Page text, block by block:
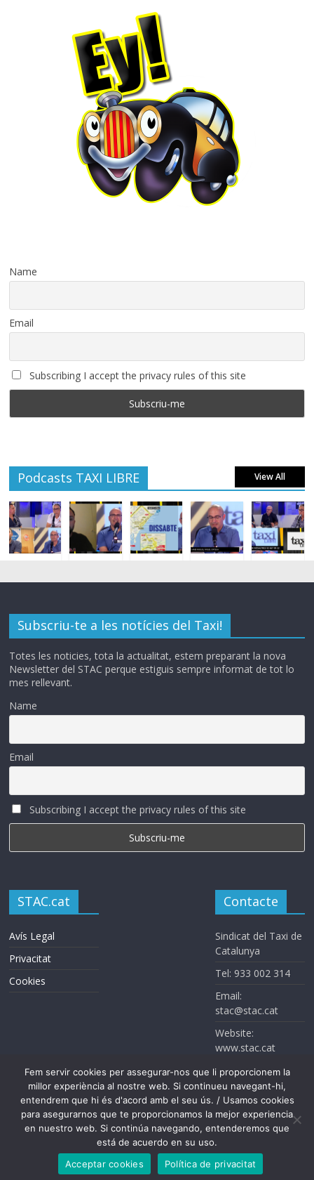
Name
Email
Subscribing I accept the privacy rules of this site
Podcasts TAXI LIBRE View All
Subscriu-te a les notícies del Taxi!
Totes les noticies, tota la actualitat, estem preparant la nova
Newsletter del STAC perque estiguis sempre informat de tot lo
mes rellevant.
Name
Email
Subscribing I accept the privacy rules of this site
STAC.cat
Avís Legal
Privacitat
Cookies
Contacte
Sindicat del Taxi de
Catalunya
Tel: 933 002 314
Email:
stac@stac.cat
Website:
www.stac.cat
Sindicat del Taxi de Catalunya. Todos los derechos reservados
Fem servir cookies per assegurar-nos que li proporcionem la
millor experiència al nostre web. Si continueu navegant-hi,
entendrem que hi és d'acord amb el seu ús. / Usamos cookies
para asegurarnos que te proporcionamos la mejor experiencia
en nuestro web. Si continúa navegando, entenderemos que
está de acuerdo en su uso.
Acceptar cookies
Política de privacitat